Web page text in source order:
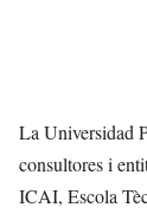
La Universidad
consultores i
ICAI, Escola